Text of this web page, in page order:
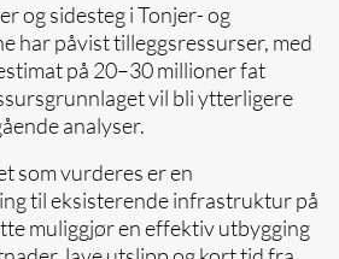
og sidesteg i Tonjer- og
har påvist tilleggsressurser, med
på 20–30 millioner fat
vil bli ytterligere
analyser.
som vurderes er en
til eksisterende infrastruktur på
muliggjør en effektiv utbygging